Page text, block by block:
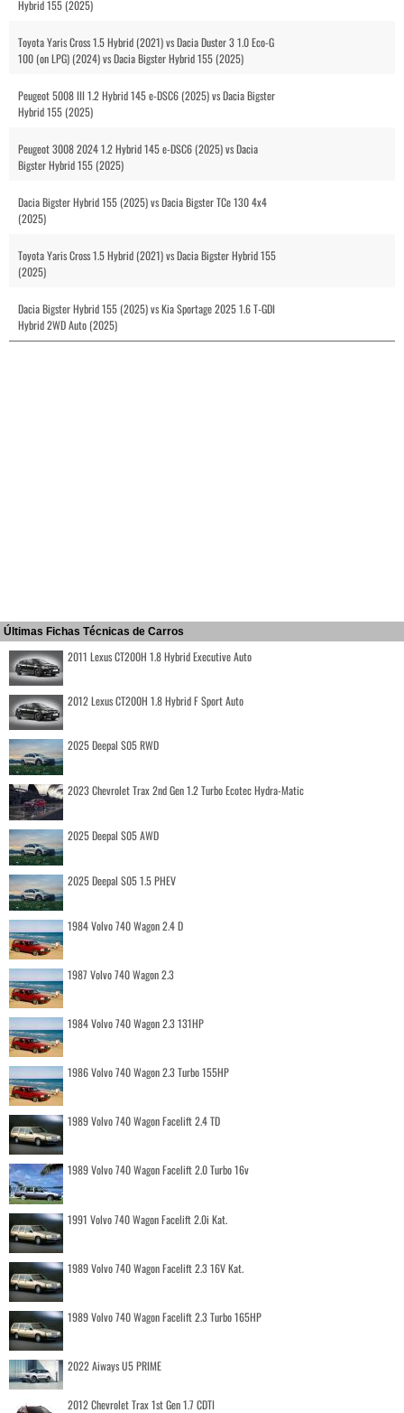
Hybrid 155 (2025)
Toyota Yaris Cross 1.5 Hybrid (2021) vs Dacia Duster 3 1.0 Eco-G
100 (on LPG) (2024) vs Dacia Bigster Hybrid 155 (2025)
Peugeot 5008 III 1.2 Hybrid 145 e-DSC6 (2025) vs Dacia Bigster
Hybrid 155 (2025)
Peugeot 3008 2024 1.2 Hybrid 145 e-DSC6 (2025) vs Dacia
Bigster Hybrid 155 (2025)
Dacia Bigster Hybrid 155 (2025) vs Dacia Bigster TCe 130 4x4
(2025)
Toyota Yaris Cross 1.5 Hybrid (2021) vs Dacia Bigster Hybrid 155
(2025)
Dacia Bigster Hybrid 155 (2025) vs Kia Sportage 2025 1.6 T-GDI
Hybrid 2WD Auto (2025)
Últimas Fichas Técnicas de Carros
2011 Lexus CT200H 1.8 Hybrid Executive Auto
2012 Lexus CT200H 1.8 Hybrid F Sport Auto
2025 Deepal S05 RWD
2023 Chevrolet Trax 2nd Gen 1.2 Turbo Ecotec Hydra-Matic
2025 Deepal S05 AWD
2025 Deepal S05 1.5 PHEV
1984 Volvo 740 Wagon 2.4 D
1987 Volvo 740 Wagon 2.3
1984 Volvo 740 Wagon 2.3 131HP
1986 Volvo 740 Wagon 2.3 Turbo 155HP
1989 Volvo 740 Wagon Facelift 2.4 TD
1989 Volvo 740 Wagon Facelift 2.0 Turbo 16v
1991 Volvo 740 Wagon Facelift 2.0i Kat.
1989 Volvo 740 Wagon Facelift 2.3 16V Kat.
1989 Volvo 740 Wagon Facelift 2.3 Turbo 165HP
2022 Aiways U5 PRIME
2012 Chevrolet Trax 1st Gen 1.7 CDTI